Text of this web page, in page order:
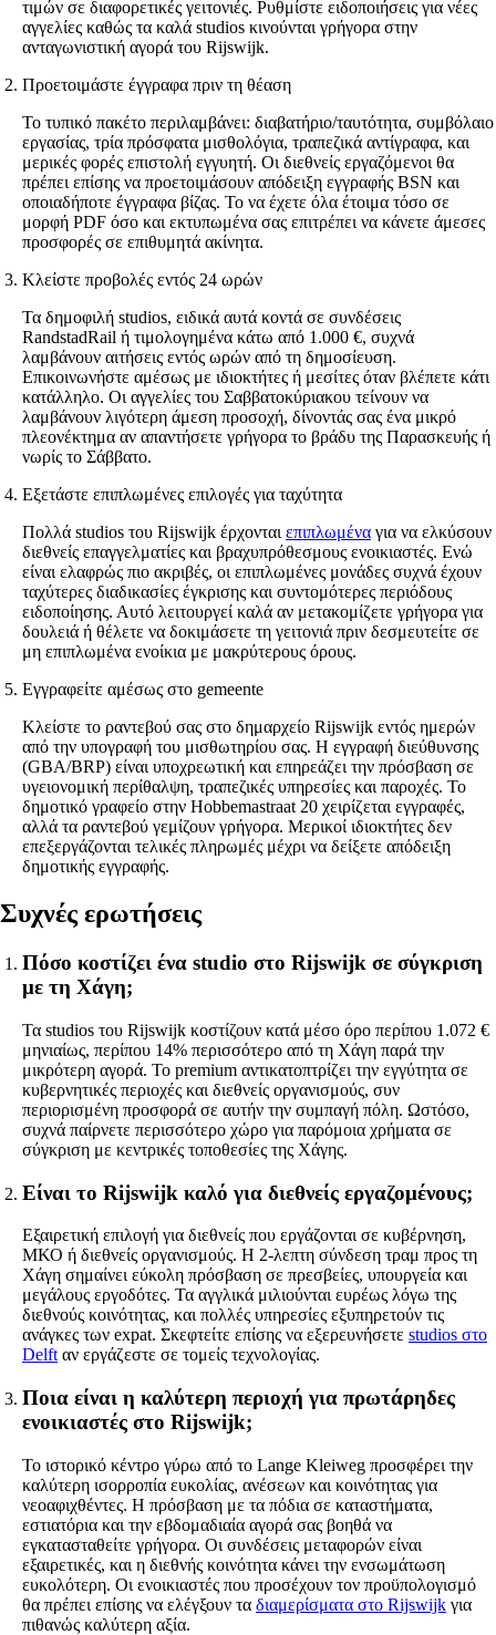
τιμών σε διαφορετικές γειτονιές. Ρυθμίστε ειδοποιήσεις για νέες
αγγελίες καθώς τα καλά studios κινούνται γρήγορα στην
ανταγωνιστική αγορά του Rijswijk.
Προετοιμάστε έγγραφα πριν τη θέαση
Το τυπικό πακέτο περιλαμβάνει: διαβατήριο/ταυτότητα, συμβόλαιο
εργασίας, τρία πρόσφατα μισθολόγια, τραπεζικά αντίγραφα, και
μερικές φορές επιστολή εγγυητή. Οι διεθνείς εργαζόμενοι θα
πρέπει επίσης να προετοιμάσουν απόδειξη εγγραφής BSN και
οποιαδήποτε έγγραφα βίζας. Το να έχετε όλα έτοιμα τόσο σε
μορφή PDF όσο και εκτυπωμένα σας επιτρέπει να κάνετε άμεσες
προσφορές σε επιθυμητά ακίνητα.
Κλείστε προβολές εντός 24 ωρών
Τα δημοφιλή studios, ειδικά αυτά κοντά σε συνδέσεις
RandstadRail ή τιμολογημένα κάτω από 1.000 €, συχνά
λαμβάνουν αιτήσεις εντός ωρών από τη δημοσίευση.
Επικοινωνήστε αμέσως με ιδιοκτήτες ή μεσίτες όταν βλέπετε κάτι
κατάλληλο. Οι αγγελίες του Σαββατοκύριακου τείνουν να
λαμβάνουν λιγότερη άμεση προσοχή, δίνοντάς σας ένα μικρό
πλεονέκτημα αν απαντήσετε γρήγορα το βράδυ της Παρασκευής ή
νωρίς το Σάββατο.
Εξετάστε επιπλωμένες επιλογές για ταχύτητα
Πολλά studios του Rijswijk έρχονται επιπλωμένα για να ελκύσουν
διεθνείς επαγγελματίες και βραχυπρόθεσμους ενοικιαστές. Ενώ
είναι ελαφρώς πιο ακριβές, οι επιπλωμένες μονάδες συχνά έχουν
ταχύτερες διαδικασίες έγκρισης και συντομότερες περιόδους
ειδοποίησης. Αυτό λειτουργεί καλά αν μετακομίζετε γρήγορα για
δουλειά ή θέλετε να δοκιμάσετε τη γειτονιά πριν δεσμευτείτε σε
μη επιπλωμένα ενοίκια με μακρύτερους όρους.
Εγγραφείτε αμέσως στο gemeente
Κλείστε το ραντεβού σας στο δημαρχείο Rijswijk εντός ημερών
από την υπογραφή του μισθωτηρίου σας. Η εγγραφή διεύθυνσης
(GBA/BRP) είναι υποχρεωτική και επηρεάζει την πρόσβαση σε
υγειονομική περίθαλψη, τραπεζικές υπηρεσίες και παροχές. Το
δημοτικό γραφείο στην Hobbemastraat 20 χειρίζεται εγγραφές,
αλλά τα ραντεβού γεμίζουν γρήγορα. Μερικοί ιδιοκτήτες δεν
επεξεργάζονται τελικές πληρωμές μέχρι να δείξετε απόδειξη
δημοτικής εγγραφής.
Συχνές ερωτήσεις
Πόσο κοστίζει ένα studio στο Rijswijk σε σύγκριση
με τη Χάγη;
Τα studios του Rijswijk κοστίζουν κατά μέσο όρο περίπου 1.072 €
μηνιαίως, περίπου 14% περισσότερο από τη Χάγη παρά την
μικρότερη αγορά. Το premium αντικατοπτρίζει την εγγύτητα σε
κυβερνητικές περιοχές και διεθνείς οργανισμούς, συν
περιορισμένη προσφορά σε αυτήν την συμπαγή πόλη. Ωστόσο,
συχνά παίρνετε περισσότερο χώρο για παρόμοια χρήματα σε
σύγκριση με κεντρικές τοποθεσίες της Χάγης.
Είναι το Rijswijk καλό για διεθνείς εργαζομένους;
Εξαιρετική επιλογή για διεθνείς που εργάζονται σε κυβέρνηση,
ΜΚΟ ή διεθνείς οργανισμούς. Η 2-λεπτη σύνδεση τραμ προς τη
Χάγη σημαίνει εύκολη πρόσβαση σε πρεσβείες, υπουργεία και
μεγάλους εργοδότες. Τα αγγλικά μιλιούνται ευρέως λόγω της
διεθνούς κοινότητας, και πολλές υπηρεσίες εξυπηρετούν τις
ανάγκες των expat. Σκεφτείτε επίσης να εξερευνήσετε studios στο
Delft αν εργάζεστε σε τομείς τεχνολογίας.
Ποια είναι η καλύτερη περιοχή για πρωτάρηδες
ενοικιαστές στο Rijswijk;
Το ιστορικό κέντρο γύρω από το Lange Kleiweg προσφέρει την
καλύτερη ισορροπία ευκολίας, ανέσεων και κοινότητας για
νεοαφιχθέντες. Η πρόσβαση με τα πόδια σε καταστήματα,
εστιατόρια και την εβδομαδιαία αγορά σας βοηθά να
εγκατασταθείτε γρήγορα. Οι συνδέσεις μεταφορών είναι
εξαιρετικές, και η διεθνής κοινότητα κάνει την ενσωμάτωση
ευκολότερη. Οι ενοικιαστές που προσέχουν τον προϋπολογισμό
θα πρέπει επίσης να ελέγξουν τα διαμερίσματα στο Rijswijk για
πιθανώς καλύτερη αξία.